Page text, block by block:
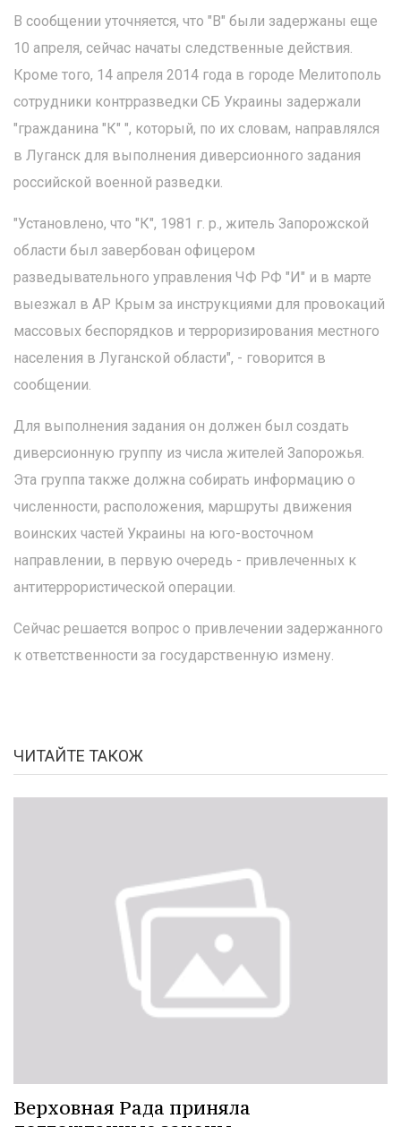
В сообщении уточняется, что "В" были задержаны еще
10 апреля, сейчас начаты следственные действия.
Кроме того, 14 апреля 2014 года в городе Мелитополь
сотрудники контрразведки СБ Украины задержали
"гражданина "К" ", который, по их словам, направлялся
в Луганск для выполнения диверсионного задания
российской военной разведки.
"Установлено, что "К", 1981 г. р., житель Запорожской
области был завербован офицером
разведывательного управления ЧФ РФ "И" и в марте
выезжал в АР Крым за инструкциями для провокаций
массовых беспорядков и терроризирования местного
населения в Луганской области", - говорится в
сообщении.
Для выполнения задания он должен был создать
диверсионную группу из числа жителей Запорожья.
Эта группа также должна собирать информацию о
численности, расположения, маршруты движения
воинских частей Украины на юго-восточном
направлении, в первую очередь - привлеченных к
антитеррористической операции.
Сейчас решается вопрос о привлечении задержанного
к ответственности за государственную измену.
ЧИТАЙТЕ ТАКОЖ
Верховная Рада приняла